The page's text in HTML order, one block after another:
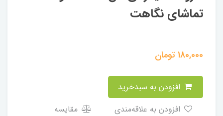
تماشای نگاهت
180,000تومان
مقایسه